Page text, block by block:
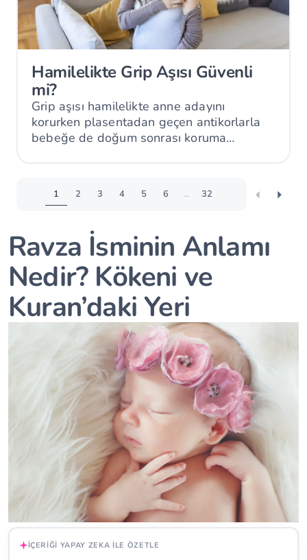
Hamilelikte Grip Aşısı Güvenli
mi?
Grip aşısı hamilelikte anne adayını
korurken plasentadan geçen antikorlarla
bebeğe de doğum sonrası koruma
1 2 3 4 5 6 ... 32
Ravza İsminin Anlamı
Nedir? Kökeni ve
Kuran’daki Yeri
İÇERIĞI YAPAY ZEKA ILE ÖZETLE